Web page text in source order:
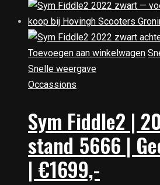
Toevoegen aan winkelwagen
Snelle weergave
Occassions
Sym Fiddle2 |
stand 5666 |
| €1699,-